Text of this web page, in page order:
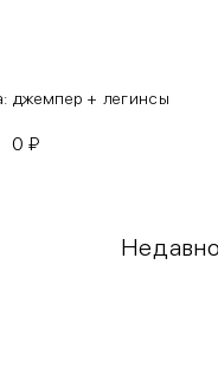
джемпер + легинсы
0₽